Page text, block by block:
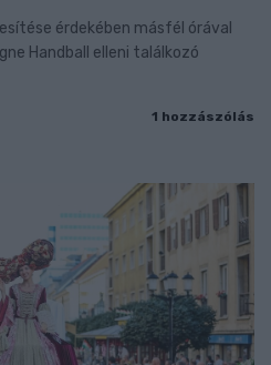
érdekében másfél órával
Handball elleni találkozó
1 hozzászólás